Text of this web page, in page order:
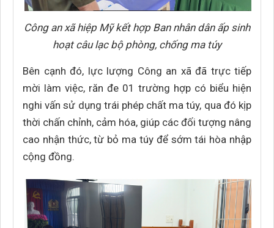
Công an xã hiệp Mỹ kết hợp Ban nhân dân ấp sinh
hoạt câu lạc bộ phòng, chống ma túy
Bên cạnh đó, lực lượng Công an xã đã trực tiếp
mời làm việc, răn đe 01 trường hợp có biểu hiện
nghi vấn sử dụng trái phép chất ma túy, qua đó kịp
thời chấn chỉnh, cảm hóa, giúp các đối tượng nâng
cao nhận thức, từ bỏ ma túy để sớm tái hòa nhập
cộng đồng.